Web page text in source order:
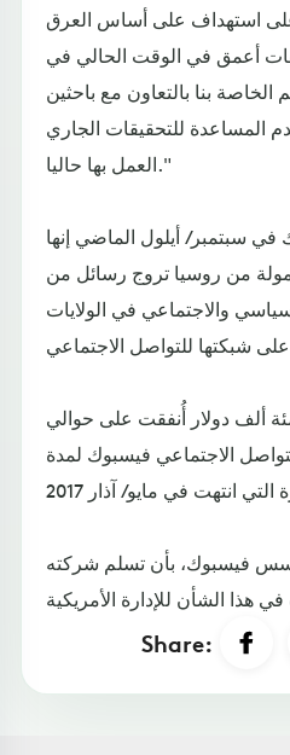
على استهداف على أساس العرق
أعمق في الوقت الحالي في
بنا بالتعاون مع باحثين
المساعدة للتحقيقات الجاري
العمل بها حاليا."
سبتمبر/ أيلول الماضي إنها
من روسيا تروج رسائل من
والاجتماعي في الولايات
ألف دولار أُنفقت على حوالي
التواصل الاجتماعي فيسبوك لمدة
فيسبوك، بأن تسلم شركته
Share: